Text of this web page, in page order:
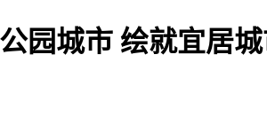
园城市 绘就宜居